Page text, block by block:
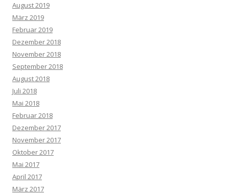
August 2019
März 2019
Februar 2019
Dezember 2018
November 2018
September 2018
August 2018
Juli 2018
Mai 2018
Februar 2018
Dezember 2017
November 2017
Oktober 2017
Mai 2017
April 2017
März 2017